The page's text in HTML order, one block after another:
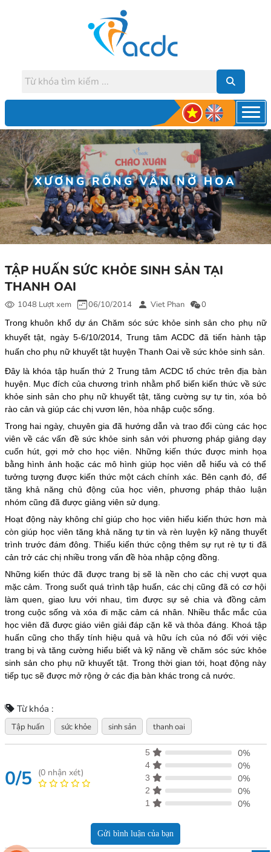
XƯƠNG RỒNG VẪN NỞ HOA
TẬP HUẤN SỨC KHỎE SINH SẢN TẠI
THANH OAI
1048 Lượt xem 06/10/2014 Viet Phan 0
Trong khuôn khổ dự án Chăm sóc sức khỏe sinh sản cho phụ nữ
khuyết tật, ngày 5-6/10/2014, Trung tâm ACDC đã tiến hành tập
huấn cho phụ nữ khuyết tật huyện Thanh Oai về sức khỏe sinh sản.
Đây là khóa tập huấn thứ 2 Trung tâm ACDC tổ chức trên địa bàn
huyện. Mục đích của chương trình nhằm phổ biến kiến thức về sức
khỏe sinh sản cho phụ nữ khuyết tật, tăng cường sự tự tin, xóa bỏ
rào cản và giúp các chị vươn lên, hòa nhập cuộc sống.
Trong hai ngày, chuyên gia đã hướng dẫn và trao đổi cùng các học
viên về các vấn đề sức khỏe sinh sản với phương pháp giảng dạy
cuốn hút, gợi mở cho học viên. Những kiến thức được minh họa
bằng hình ảnh hoặc các mô hình giúp học viên dễ hiểu và có thể
tưởng tượng được kiến thức một cách chính xác. Bên cạnh đó, để
tăng khả năng chủ động của học viên, phương pháp thảo luận
nhóm cũng đã được giảng viên sử dụng.
Hoạt động này không chỉ giúp cho học viên hiểu kiến thức hơn mà
còn giúp học viên tăng khả năng tự tin và rèn luyện kỹ năng thuyết
trình trước đám đông. Thiếu kiến thức cộng thêm sự rụt rè tự ti đã
cản trở các chị nhiều trong vấn đề hòa nhập cộng đồng.
Những kiến thức đã được trang bị sẽ là nền cho các chị vượt qua
mặc cảm. Trong suốt quá trình tập huấn, các chị cũng đã có cơ hội
làm quen, giao lưu với nhau, tìm được sự sẻ chia và đồng cảm
trong cuộc sống và xóa đi mặc cảm cá nhân. Nhiều thắc mắc của
học viên đã được giáo viên giải đáp cặn kẽ và thỏa đáng. Khoá tập
huấn cũng cho thấy tính hiệu quả và hữu ích của nó đối với việc
trang bị và tăng cường hiểu biết và kỹ năng về chăm sóc sức khỏe
sinh sản cho phụ nữ khuyết tật. Trong thời gian tới, hoạt động này
tiếp tục sẽ được mở rộng ở các địa bàn khác trong cả nước.
Từ khóa :
Tập huấn sức khỏe sinh sản thanh oai
0/5 (0nhận xét)
5 0%
4 0%
3 0%
2 0%
1 0%
Gửi bình luận của bạn